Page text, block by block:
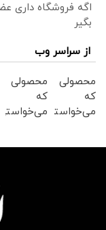
بگیر
از سراسر وب
محصولی
که
می‌خواستی
محصولی
که
می‌خواستی